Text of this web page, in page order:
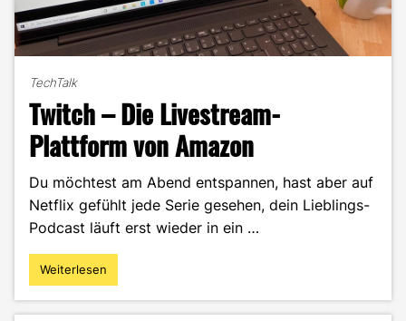
TechTalk
Twitch – Die Livestream-
Plattform von Amazon
Du möchtest am Abend entspannen, hast aber auf
Netflix gefühlt jede Serie gesehen, dein Lieblings-
Podcast läuft erst wieder in ein …
"Twitch
–
Weiterlesen